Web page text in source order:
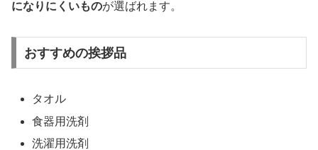
になりにくいものが選ばれます。
おすすめの挨拶品
タオル
食器用洗剤
洗濯用洗剤